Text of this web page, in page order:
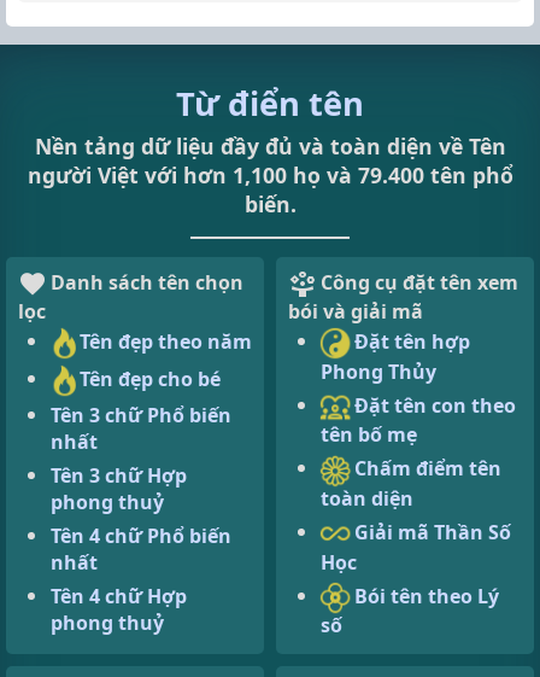
Từ điển tên
Nền tảng dữ liệu đầy đủ và toàn diện về Tên
người Việt với hơn 1,100 họ và 79.400 tên phổ
biến.
Danh sách tên chọn
lọc
Tên đẹp theo năm
Tên đẹp cho bé
Tên 3 chữ Phổ biến
nhất
Tên 3 chữ Hợp
phong thuỷ
Tên 4 chữ Phổ biến
nhất
Tên 4 chữ Hợp
phong thuỷ
Công cụ đặt tên xem
bói và giải mã
Đặt tên hợp
Phong Thủy
Đặt tên con theo
tên bố mẹ
Chấm điểm tên
toàn diện
Giải mã Thần Số
Học
Bói tên theo Lý
số